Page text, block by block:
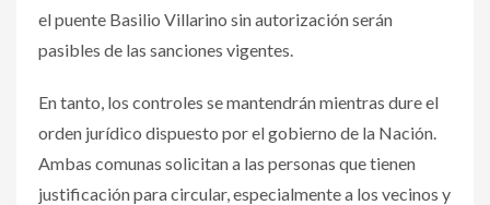
el puente Basilio Villarino sin autorización serán
pasibles de las sanciones vigentes.
En tanto, los controles se mantendrán mientras dure el
orden jurídico dispuesto por el gobierno de la Nación.
Ambas comunas solicitan a las personas que tienen
justificación para circular, especialmente a los vecinos y